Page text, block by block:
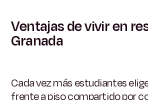
Ventajas de vivir en
Granada
Cada vez más estudiantes
frente a piso compartido por